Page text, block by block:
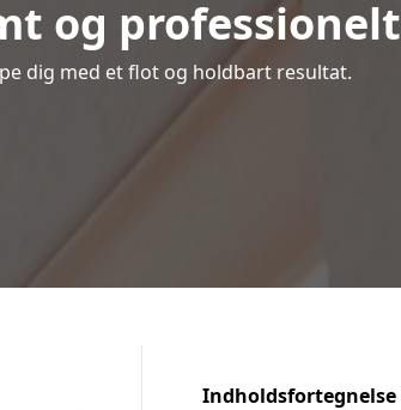
og professionelt
dig med et flot og holdbart resultat.
Indholdsfortegnelse